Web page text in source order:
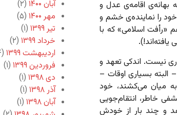
بهانه‌ی اقامه‌ی عدل و
را نماینده‌ی خشم و
«رأفت اسلامی» که با
نیست. اندکی تعهد و
بسیاری اوقات –
میان می‌کشند، خود
خاطر، انتقام‌جویی
و چند بار از خودش
آبان ۱۴۰۰
(۲)
مهر ۱۴۰۰
(۵)
تیر ۱۳۹۹
(۱)
خرداد ۱۳۹۹
(۲)
اردیبهشت ۱۳۹۹
(۴)
فروردین ۱۳۹۹
(۱)
دی ۱۳۹۸
(۱)
آذر ۱۳۹۸
(۱)
آبان ۱۳۹۸
(۱)